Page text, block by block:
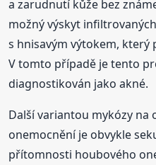
a zarudnutí kůže bez
možný výskyt
s hnisavým výtokem, který
V tomto případě je tento
diagnostikován jako akné.
Další variantou mykózy na
onemocnění je obvykle
přítomnosti houbového